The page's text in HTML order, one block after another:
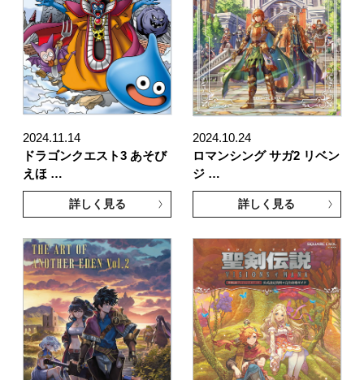
2024.11.14
ドラゴンクエスト3 あそび
えほ …
詳しく見る
2024.10.24
ロマンシング サガ2 リベン
ジ …
詳しく見る